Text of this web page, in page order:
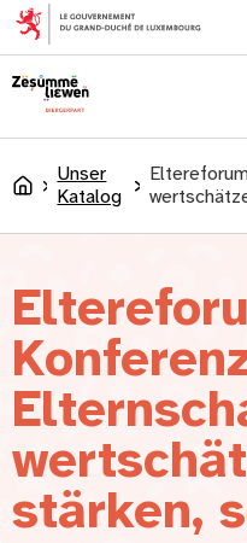
springen
Accueil
Unser
Katalog
stärken,